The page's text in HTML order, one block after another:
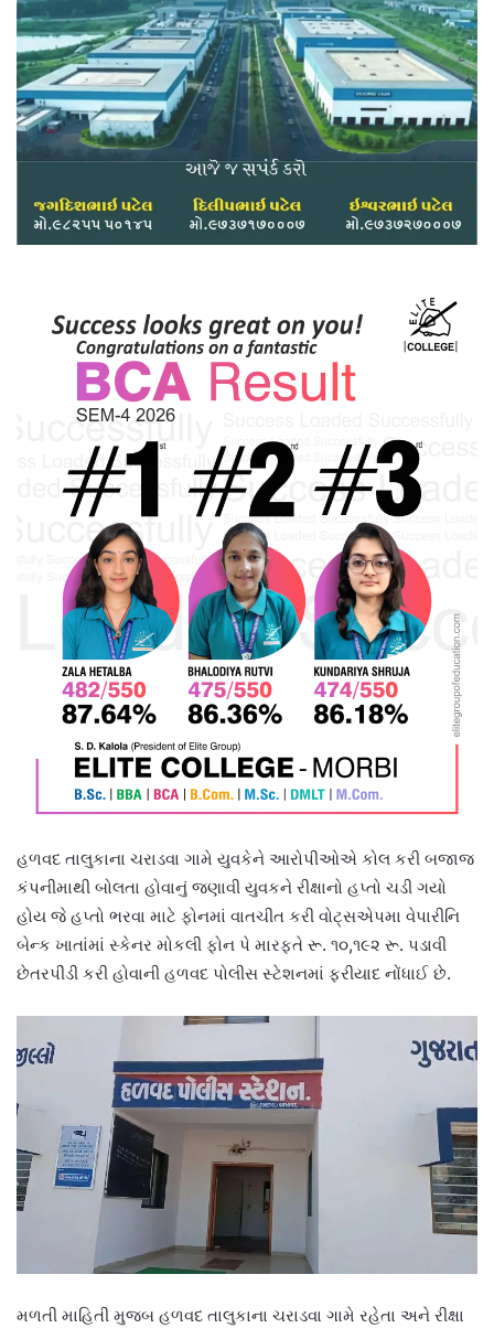
હળવદ તાલુકાના ચરાડવા ગામે યુવકેને આરોપીઓએ કોલ કરી બજાજ
કંપનીમાથી બોલતા હોવાનું જણાવી યુવકને રીક્ષાનો હપ્તો ચડી ગયો
હોય જે હપ્તો ભરવા માટે ફોનમાં વાતચીત કરી વોટ્સએપમા વેપારીનિ
બેન્ક ખાતાંમાં સ્કેનર મોકલી ફોન પે મારફતે રૂ. ૧૦,૧૯૨ રૂ. પડાવી
છેતરપીંડી કરી હોવાની હળવદ પોલીસ સ્ટેશનમાં ફરીયાદ નોંધાઈ છે.
મળતી માહિતી મુજબ હળવદ તાલુકાના ચરાડવા ગામે રહેતા અને રીક્ષા